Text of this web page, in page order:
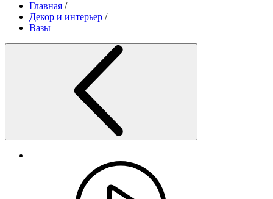
Главная /
Декор и интерьер /
Вазы